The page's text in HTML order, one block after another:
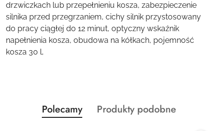
drzwiczkach lub przepełnieniu kosza, zabezpieczenie
silnika przed przegrzaniem, cichy silnik przystosowany
do pracy ciągłej do 12 minut, optyczny wskaźnik
napełnienia kosza, obudowa na kółkach, pojemność
kosza 30 l,
Pomiń karuzelę produktów
Produkty
o
Polecamy
Produkty
Produkty podobne